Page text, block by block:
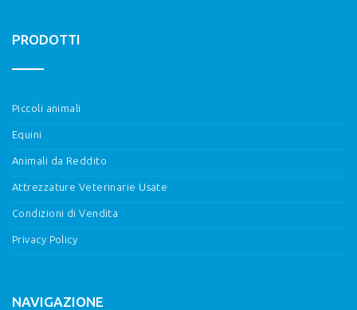
PRODOTTI
Piccoli animali
Equini
Animali da Reddito
Attrezzature Veterinarie Usate
Condizioni di Vendita
Privacy Policy
NAVIGAZIONE